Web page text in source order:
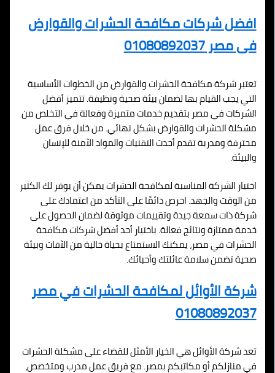
افضل شركات مكافحة الحشرات والقوارض
فى مصر 01080892037
تعتبر شركة مكافحة الحشرات والقوارض من الخطوات الأساسية
التي يجب القيام بها لضمان بيئة صحية ونظيفة. تتميز أفضل
الشركات في مصر بتقديم خدمات متميزة وفعالة في التخلص من
مشكلة الحشرات والقوارض بشكل نهائي. من خلال فرق عمل
محترفة ومدربة تقدم أحدث التقنيات والمواد الآمنة للإنسان
والبيئة.
اختيار الشركة المناسبة لمكافحة الحشرات يمكن أن يوفر لك الكثير
من الوقت والجهد. احرص دائمًا على التأكد من اعتمادك على
شركة ذات سمعة جيدة وتقييمات موثوقة لضمان الحصول على
خدمة ممتازة ونتائج فعالة. باختيار أحد أفضل شركات مكافحة
الحشرات في مصر، يمكنك الاستمتاع بحياة خالية من الآفات وبيئة
صحية تضمن سلامة عائلتك وأحبائك.
شركة الأوائل لمكافحة الحشرات في مصر
01080892037
تعد شركة الأوائل هي الخيار الأمثل للقضاء على مشكلة الحشرات
في منازلكم أو مكاتبكم بمصر. مع فريق عمل مدرب ومتخصص،